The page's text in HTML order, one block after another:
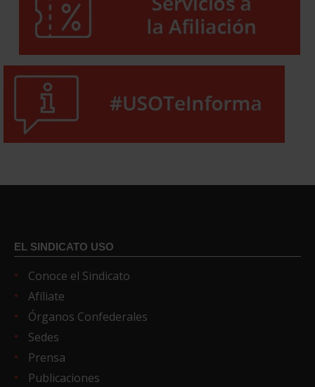
EL SINDICATO USO
Conoce el Sindicato
Afíliate
Órganos Confederales
Sedes
Prensa
Publicaciones